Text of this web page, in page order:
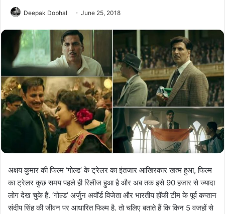
Deepak Dobhal June 25, 2018
अक्षय कुमार की फिल्म ‘गोल्ड’ के ट्रेलर का इंतजार आखिरकार खत्म हुआ, फिल्म
का ट्रेलर कुछ समय पहले ही रिलीज हुआ है और अब तक इसे 90 हजार से ज्यादा
लोग देख चुके हैं. ‘गोल्ड’ अर्जुन अवॉर्ड विजेता और भारतीय हॉकी टीम के पूर्व कप्तान
संदीप सिंह की जीवन पर आधारित फिल्म है. तो चलिए बताते हैं कि किन 5 वजहों से